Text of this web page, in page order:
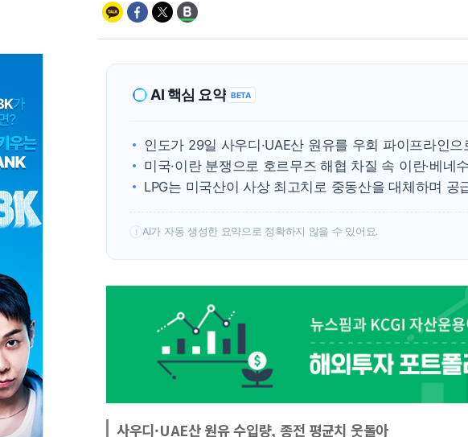
AI 핵심 요약 BETA
인도가 29일 사우디·UAE산 원유를 우회 파이프라인
미국·이란 분쟁으로 호르무즈 해협 차질 속 이란·베네
LPG는 미국산이 사상 최고치로 중동산을 대체하며 공
! AI가 자동 생성한 요약으로 정확하지 않을 수 있어요.
사우디·UAE산 원유 수입량, 종전 평균치 웃돌아